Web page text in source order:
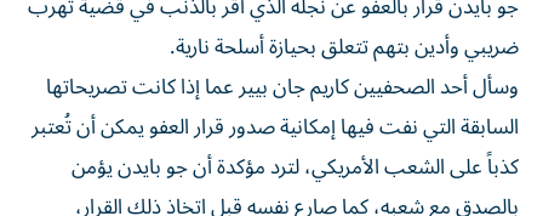
ضريبي وأدين بتهم تتعلق بحيازة أسلحة نارية.
وسأل أحد الصحفيين كاريم جان بيير عما إذا كانت تصريحاتها
السابقة التي نفت فيها إمكانية صدور قرار العفو يمكن أن تُعتبر
كذباً على الشعب الأمريكي، لترد مؤكدة أن جو بايدن يؤمن